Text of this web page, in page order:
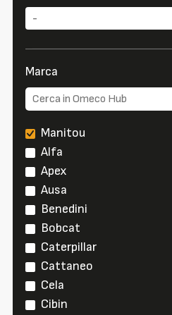
Marca
Manitou
Alfa
Apex
Ausa
Benedini
Bobcat
Caterpillar
Cattaneo
Cela
Cibin